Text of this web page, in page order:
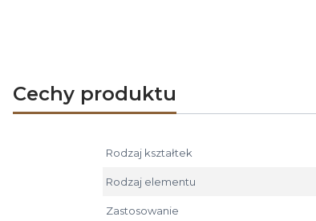
Cechy produktu
Rodzaj kształtek
Rodzaj elementu
Zastosowanie